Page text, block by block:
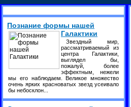
Познание формы нашей
Галактики
Звездный мир,
рассматриваемый из
центра Галактики,
выглядел бы,
пожалуй, более
эффектным, нежели
мы его наблюдаем. Великое множество
очень ярких красноватых звезд усеивало
бы небосклон...